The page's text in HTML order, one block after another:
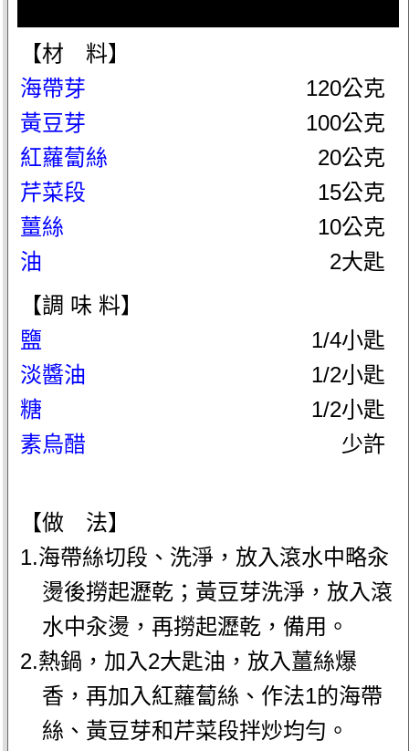
【材 料】
海帶芽
120公克
黃豆芽
100公克
紅蘿蔔絲
20公克
芹菜段
15公克
薑絲
10公克
油
2大匙
【調 味 料】
鹽
1/4小匙
淡醬油
1/2小匙
糖
1/2小匙
素烏醋
少許
【做 法】
1.海帶絲切段、洗淨，放入滾水中略汆
燙後撈起瀝乾；黃豆芽洗淨，放入滾
水中汆燙，再撈起瀝乾，備用。
2.熱鍋，加入2大匙油，放入薑絲爆
香，再加入紅蘿蔔絲、作法1的海帶
絲、黃豆芽和芹菜段拌炒均勻。